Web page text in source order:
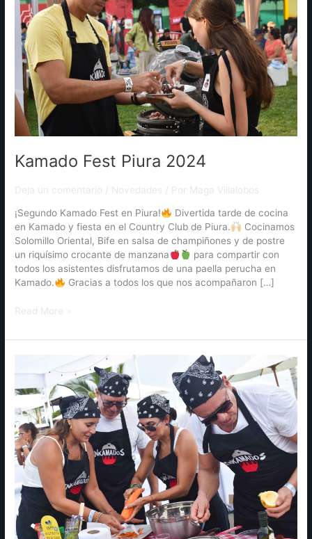
Kamado Fest Piura 2024
Deja un comentario / Novedades / Por Maga Villalobos
¡Segundo Kamado Fest en Piura!
Divertida tarde de cocina
en Kamado y fiesta en el Country Club de Piura.
Cocinamos
Solomillo Oriental, Bife en salsa de champiñones y de postre
un riquísimo crocante de manzana
para compartir con
todos los asistentes disfrutamos de una paella perucha en
Kamado.
Gracias a todos los que nos acompañaron […]
Read More »
Chef
2024